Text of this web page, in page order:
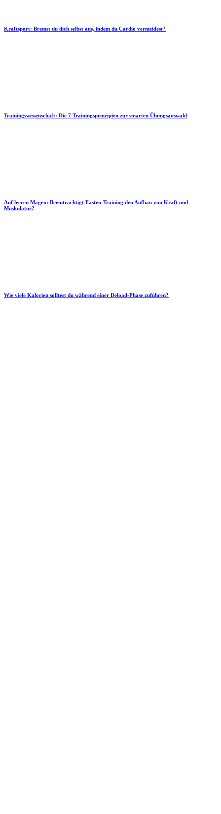
Kraftsport: Bremst du dich selbst aus, indem du Cardio vermeidest?
Trainingswissenschaft: Die 7 Trainingsprinzipien zur smarten Übungsauswahl
Auf leeren Magen: Beeinträchtigt Fasten-Training den Aufbau von Kraft und
Muskulatur?
Wie viele Kalorien solltest du während einer Deload-Phase zuführen?